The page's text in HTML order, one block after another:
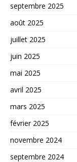
septembre 2025
août 2025
juillet 2025
juin 2025
mai 2025
avril 2025
mars 2025
février 2025
novembre 2024
septembre 2024